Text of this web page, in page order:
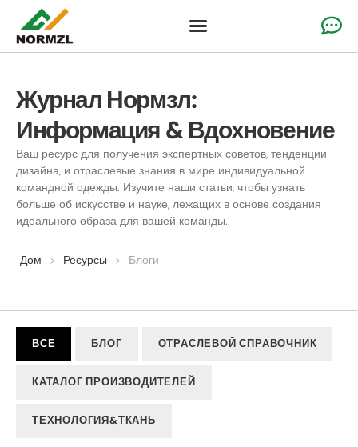
Журнал Нормзл:
Информация & Вдохновение
Ваш ресурс для получения экспертных советов, тенденции
дизайна, и отраслевые знания в мире индивидуальной
командной одежды. Изучите наши статьи, чтобы узнать
больше об искусстве и науке, лежащих в основе создания
идеального образа для вашей команды..
Дом > Ресурсы > Блоги
ВСЕ БЛОГ ОТРАСЛЕВОЙ СПРАВОЧНИК
КАТАЛОГ ПРОИЗВОДИТЕЛЕЙ
ТЕХНОЛОГИЯ&ТКАНЬ